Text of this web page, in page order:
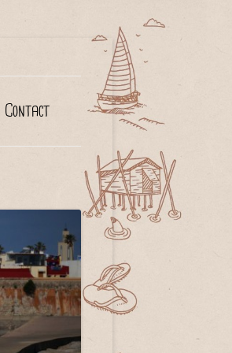
Contact